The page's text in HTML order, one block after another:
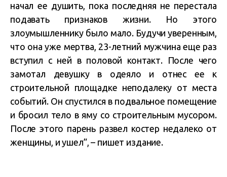
начал ее душить, пока последняя не перестала
подавать признаков жизни. Но этого
злоумышленнику было мало. Будучи уверенным,
что она уже мертва, 23-летний мужчина еще раз
вступил с ней в половой контакт. После чего
замотал девушку в одеяло и отнес ее к
строительной площадке неподалеку от места
событий. Он спустился в подвальное помещение
и бросил тело в яму со строительным мусором.
После этого парень развел костер недалеко от
женщины, и ушел”, – пишет издание.